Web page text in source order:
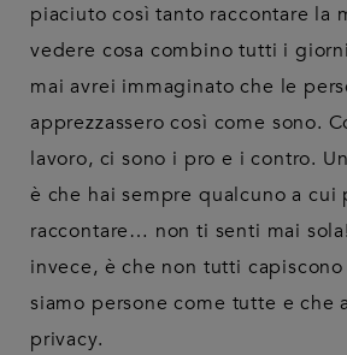
piaciuto così tanto raccontare la
vedere cosa combino tutti i
mai avrei immaginato che le
apprezzassero così come sono.
lavoro, ci sono i pro e i contro.
è che hai sempre qualcuno a cui
raccontare… non ti senti mai
invece, è che non tutti
siamo persone come tutte e che
privacy.